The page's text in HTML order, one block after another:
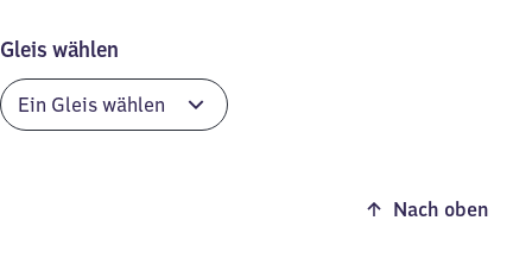
Gleis wählen
Nach oben